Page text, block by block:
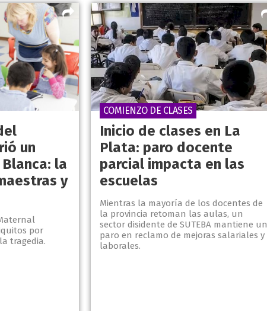
un
la
y
por
tragedia.
Inicio de clases en La
Plata: paro docente
parcial impacta en las
escuelas
Mientras la mayoría de los docentes de
la provincia retoman las aulas, un
sector disidente de SUTEBA mantiene un
paro en reclamo de mejoras salariales y
laborales.
COMIENZO DE CLASES